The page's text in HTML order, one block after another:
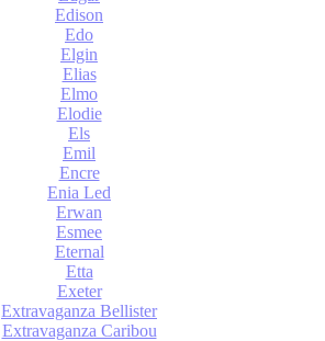
Edison
Edo
Elgin
Elias
Elmo
Elodie
Els
Emil
Encre
Enia Led
Erwan
Esmee
Eternal
Etta
Exeter
Extravaganza Bellister
Extravaganza Caribou